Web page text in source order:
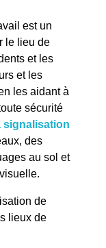
est un
le lieu de
et les
et les
les aidant à
sécurité
signalisation
des
au sol et
de
lieux de